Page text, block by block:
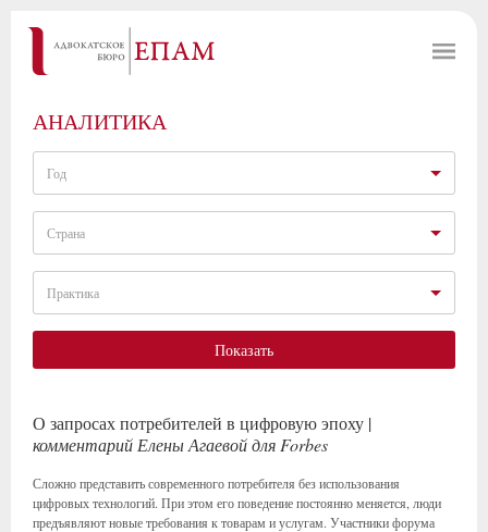
АНАЛИТИКА
Год
Страна
Практика
Показать
О запросах потребителей в цифровую эпоху |
комментарий Елены Агаевой для Forbes
Сложно представить современного потребителя без использования
цифровых технологий. При этом его поведение постоянно меняется, люди
предъявляют новые требования к товарам и услугам. Участники форума